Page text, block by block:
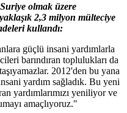
olmak üzere
2,3 milyon mülteciye
kullandı:
güçlü insani yardımlarla
barındıran toplulukları da
2012'den bu yana
yardım sağladık. Bu yeni
yardımlarımızı yeniliyor ve
amaçlıyoruz."